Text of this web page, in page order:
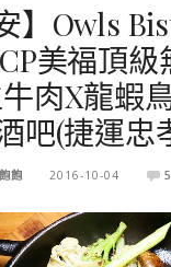
】Owls
美福頂級
肉X龍蝦
吧(捷運忠
飽 2016-10-04 5